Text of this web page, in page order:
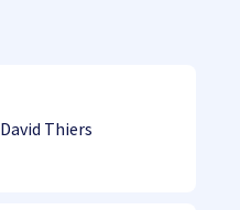
David Thiers